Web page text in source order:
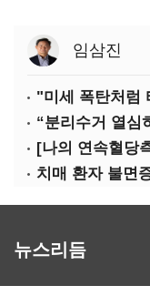
임삼진
"미세 폭탄처럼
“분리수거 열심
치매 환자 불면
뉴스리듬